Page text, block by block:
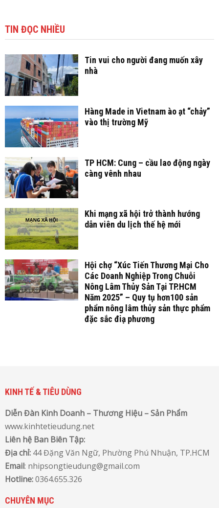
TIN ĐỌC NHIỀU
Tin vui cho người đang muốn xây
nhà
Hàng Made in Vietnam ào ạt “chảy”
vào thị trường Mỹ
TP HCM: Cung – cầu lao động ngày
càng vênh nhau
Khi mạng xã hội trở thành hướng
dẫn viên du lịch thế hệ mới
Hội chợ “Xúc Tiến Thương Mại Cho
Các Doanh Nghiệp Trong Chuỗi
Nông Lâm Thủy Sản Tại TP.HCM
Năm 2025” – Quy tụ hơn100 sản
phẩm nông lâm thủy sản thực phẩm
đặc sắc điạ phương
KINH TẾ & TIÊU DÙNG
Diễn Đàn Kinh Doanh – Thương Hiệu – Sản Phẩm
www.kinhtetieudung.net
Liên hệ Ban Biên Tập:
Địa chỉ: 44 Đặng Văn Ngữ, Phường Phú Nhuận, TP.HCM
Email: nhipsongtieudung@gmail.com
Hotline:0364.655.326
CHUYÊN MỤC